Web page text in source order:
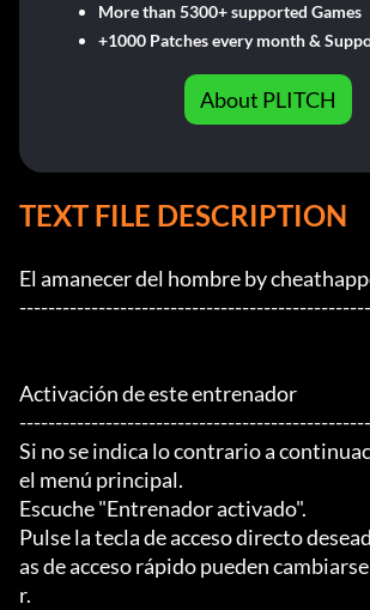
More than 5300+ supported Games
+1000 Patches every month &
About PLITCH
TEXT FILE DESCRIPTION
El amanecer del hombre by
Activación de este entrenador
Si no se indica lo contrario a
el menú principal.
Escuche "Entrenador activado".
Pulse la tecla de acceso directo
as de acceso rápido pueden
r.